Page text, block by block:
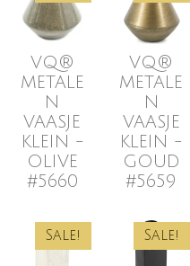
VQ®
METALE
N
VAASJE
KLEIN -
OLIVE
#5660
VQ®
METALE
N
VAASJE
KLEIN -
GOUD
#5659
Sale! Sale!